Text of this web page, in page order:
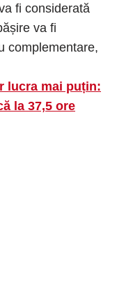
fi considerată
va fi
complementare,
lucra mai puțin:
la 37,5 ore